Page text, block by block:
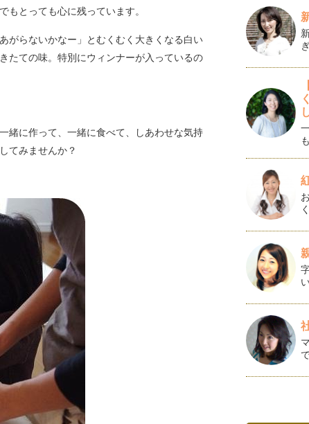
とっても心に残っています。
がらないかなー」とむくむく大きくなる白い
たての味。特別にウィンナーが入っているの
緒に作って、一緒に食べて、しあわせな気持
てみませんか？